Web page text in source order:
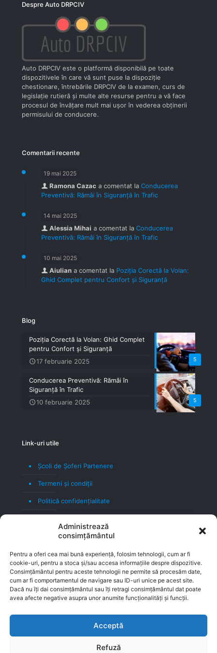
Administrează
consimțământul
Pentru a oferi cea mai bună experiență, folosim tehnologii, cum ar fi
cookie-uri, pentru a stoca și/sau accesa informațiile despre dispozitive.
Consimțământul pentru aceste tehnologii ne permite să procesăm date,
cum ar fi comportamentul de navigare sau ID-uri unice pe acest site.
Dacă nu îți dai consimțământul sau îți retragi consimțământul dat poate
avea afecte negative asupra unor anumite funcționalități și funcții.
Acceptă
Refuză
Despre Auto DRPCIV
Auto DRPCIV este o platformă disponibilă pe toate
dispozitivele în care vă sunt puse la dispoziţie
chestionare, întrebările DRPCIV de la examen, curs de
legislaţie rutieră şi multe alte resurse pentru a vă face
procesul de învăţare mult mai uşor în vederea obţinerii
permisului de conducere.
Comentarii recente
19 mai 2025
Ramona Cazac a comentat la Conducerea
Preventivă: Rămâi în Siguranță în Trafic
14 mai 2025
Alessia Mihai a comentat la Conducerea
Preventivă: Rămâi în Siguranță în Trafic
10 mai 2025
Aiulian a comentat la Poziția Corectă la Volan:
Ghid Complet pentru Confort și Siguranță
Blog
5
Poziția Corectă la Volan: Ghid Complet
pentru Confort și Siguranță
17 februarie 2025
5
Conducerea Preventivă: Rămâi în
Siguranță în Trafic
10 februarie 2025
Link-uri utile
Școli de Șoferi Partenere
Termeni şi condiţii
Politică confidenţialitate
Contact